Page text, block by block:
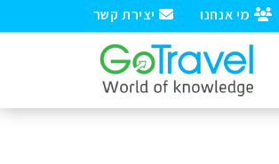
יצירת קשר מי אנחנו